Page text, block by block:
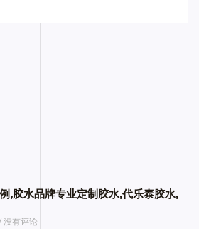
,胶水品牌专业定制胶水,代乐泰胶水,
没有评论